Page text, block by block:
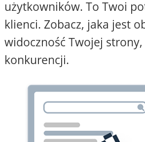
użytkowników. To Twoi
klienci. Zobacz, jaka jest
widoczność Twojej
konkurencji.